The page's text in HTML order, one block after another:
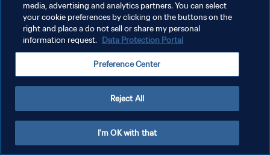
سياسة الخصوصية
إدارة تفضيلات ملفات تعريف الارتباط
media, advertising and analytics partners. You can select
your cookie preferences by clicking on the buttons on the
right and place a do not sell or share my personal
information request. Data Protection Portal
Preference Center
Reject All
I'm OK with that